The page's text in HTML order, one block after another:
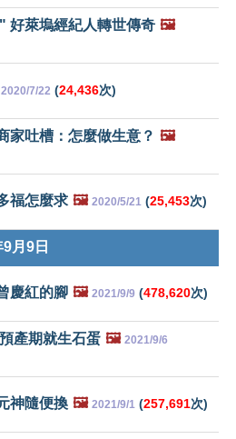
好萊塢經紀人轉世傳奇 🖼️
2020/7/22 (24,436次)
家吐槽：怎麼做生意？ 🖼️
福怎麼求 🖼️ 2020/5/21 (25,453次)
月9日
慶紅的腳 🖼️ 2021/9/9 (478,620次)
產期就生石蛋 🖼️ 2021/9/6
神隨便換 🖼️ 2021/9/1 (257,691次)